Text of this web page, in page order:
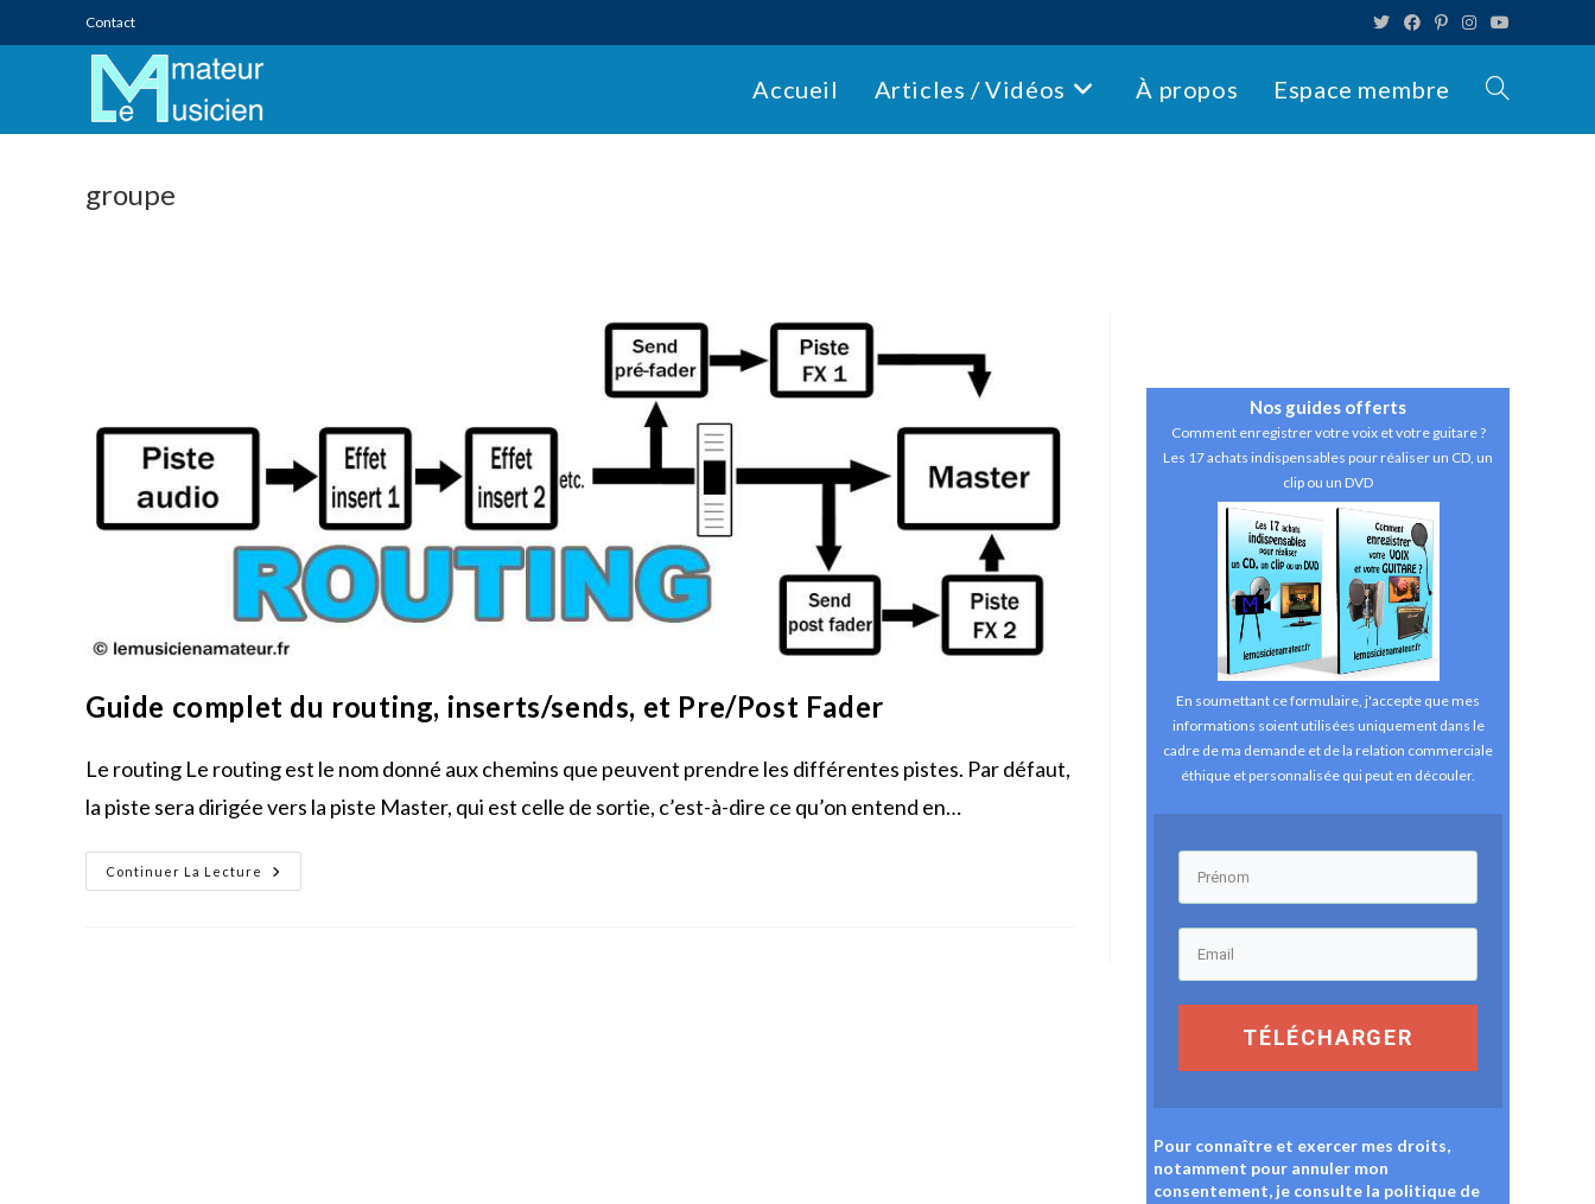
to
Contact
Accueil Articles / Vidéos À propos Espace membre Toggle
groupe
Guide complet du routing, inserts/sends, et Pre/Post Fader
Le routing Le routing est le nom donné aux chemins que peuvent prendre les différentes pistes. Par défaut,
la piste sera dirigée vers la piste Master, qui est celle de sortie, c’est-à-dire ce qu’on entend en…
Continuer La Lecture
Guide
Complet
Nos guides offerts
Comment enregistrer votre voix et votre guitare ?
Les 17 achats indispensables pour réaliser un CD, un
clip ou un DVD
En soumettant ce formulaire, j'accepte que mes
informations soient utilisées uniquement dans le
cadre de ma demande et de la relation commerciale
éthique et personnalisée qui peut en découler.
TÉLÉCHARGER
Pour connaître et exercer mes droits,
notamment pour annuler mon
consentement, je consulte la politique de